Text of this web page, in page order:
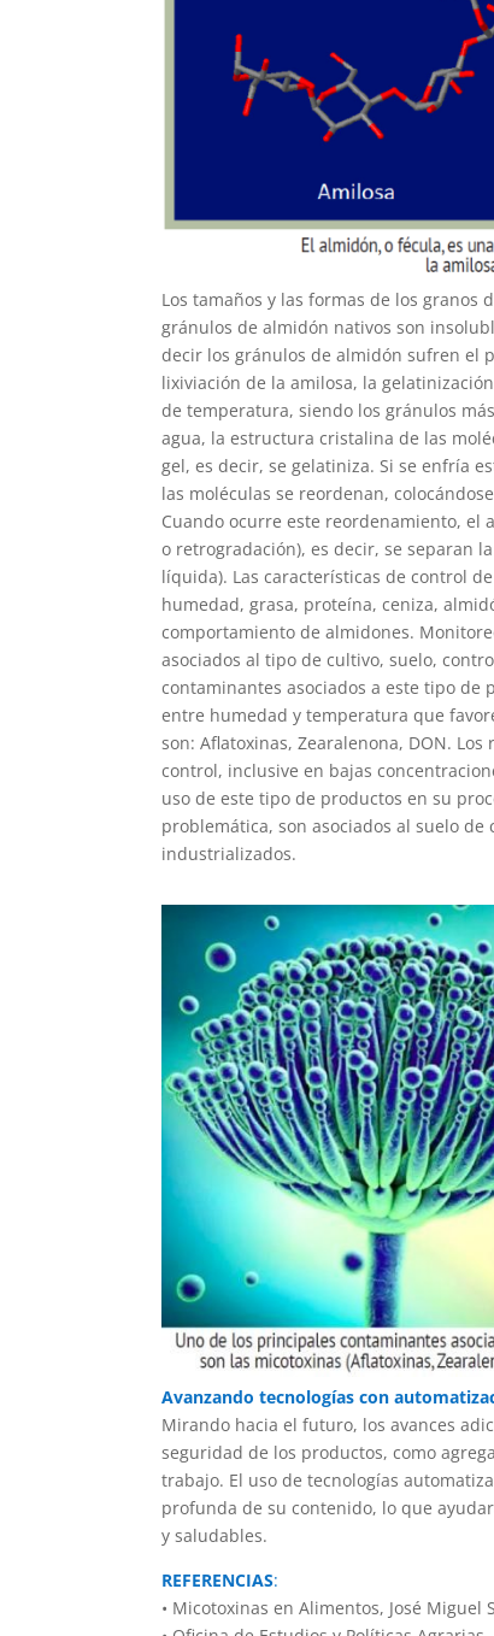
Los tamaños y las formas de los granos
gránulos de almidón nativos son
decir los gránulos de almidón sufren el
lixiviación de la amilosa, la
de temperatura, siendo los gránulos
agua, la estructura cristalina de las
gel, es decir, se gelatiniza. Si se enfría
las moléculas se reordenan,
Cuando ocurre este reordenamiento, el
o retrogradación), es decir, se separan
líquida). Las características de control
humedad, grasa, proteína, ceniza,
comportamiento de almidones.
asociados al tipo de cultivo, suelo,
contaminantes asociados a este tipo
entre humedad y temperatura que
son: Aflatoxinas, Zearalenona, DON.
control, inclusive en bajas
uso de este tipo de productos en su
problemática, son asociados al suelo
industrializados.
Avanzando tecnologías con
Mirando hacia el futuro, los avances
seguridad de los productos, como
trabajo. El uso de tecnologías
profunda de su contenido, lo que
y saludables.
REFERENCIAS:
• Micotoxinas en Alimentos, José Miguel